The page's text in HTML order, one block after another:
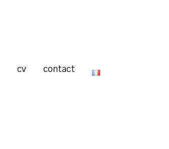
cv
contact